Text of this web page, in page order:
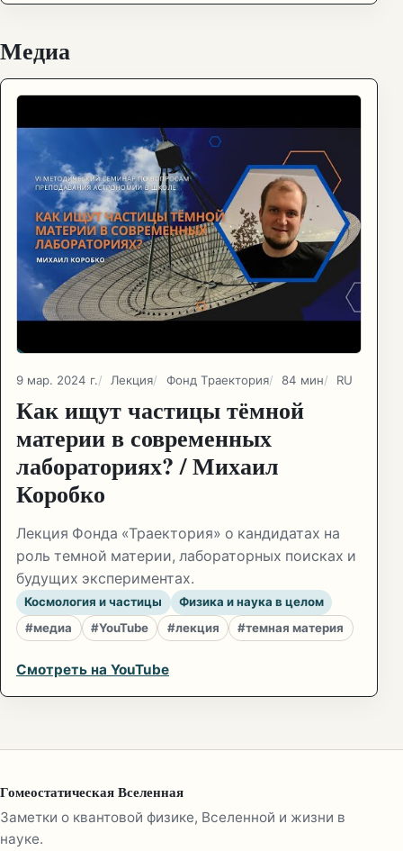
Медиа
9 мар. 2024 г. Лекция Фонд Траектория 84 мин RU
Как ищут частицы тёмной
материи в современных
лабораториях? / Михаил
Коробко
Лекция Фонда «Траектория» о кандидатах на
роль темной материи, лабораторных поисках и
будущих экспериментах.
Космология и частицы
Физика и наука в целом
#медиа
#YouTube #лекция #темная материя
Смотреть на YouTube
Гомеостатическая Вселенная
Заметки о квантовой физике, Вселенной и жизни в
науке.